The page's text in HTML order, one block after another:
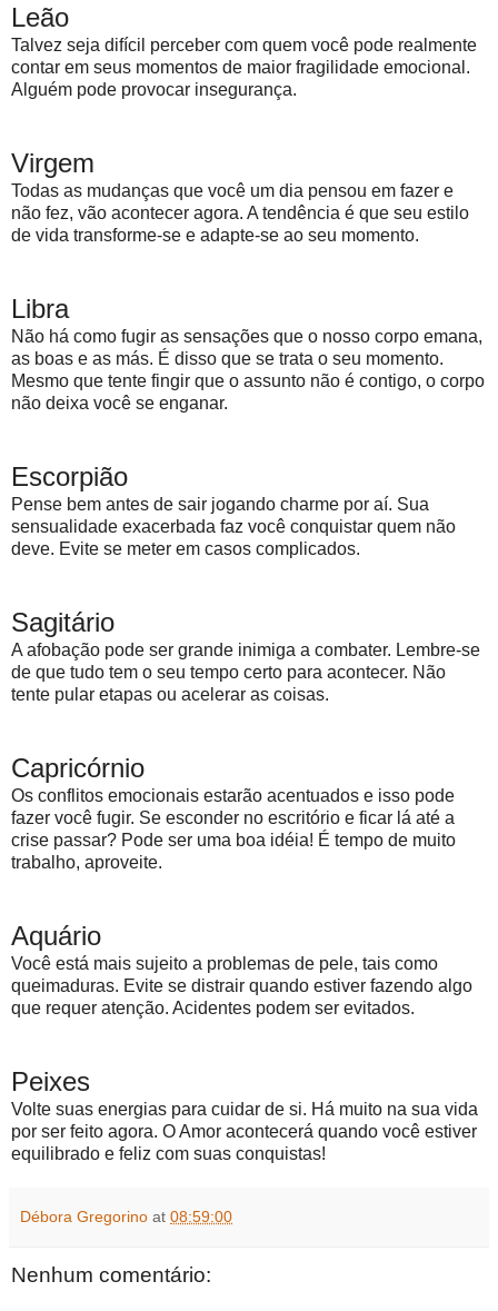
Leão
Talvez seja difícil perceber com quem você pode realmente
contar em seus momentos de maior fragilidade emocional.
Alguém pode provocar insegurança.
Virgem
Todas as mudanças que você um dia pensou em fazer e
não fez, vão acontecer agora. A tendência é que seu estilo
de vida transforme-se e adapte-se ao seu momento.
Libra
Não há como fugir as sensações que o nosso corpo emana,
as boas e as más. É disso que se trata o seu momento.
Mesmo que tente fingir que o assunto não é contigo, o corpo
não deixa você se enganar.
Escorpião
Pense bem antes de sair jogando charme por aí. Sua
sensualidade exacerbada faz você conquistar quem não
deve. Evite se meter em casos complicados.
Sagitário
A afobação pode ser grande inimiga a combater. Lembre-se
de que tudo tem o seu tempo certo para acontecer. Não
tente pular etapas ou acelerar as coisas.
Capricórnio
Os conflitos emocionais estarão acentuados e isso pode
fazer você fugir. Se esconder no escritório e ficar lá até a
crise passar? Pode ser uma boa idéia! É tempo de muito
trabalho, aproveite.
Aquário
Você está mais sujeito a problemas de pele, tais como
queimaduras. Evite se distrair quando estiver fazendo algo
que requer atenção. Acidentes podem ser evitados.
Peixes
Volte suas energias para cuidar de si. Há muito na sua vida
por ser feito agora. O Amor acontecerá quando você estiver
equilibrado e feliz com suas conquistas!
Débora Gregorino at 08:59:00
Nenhum comentário: